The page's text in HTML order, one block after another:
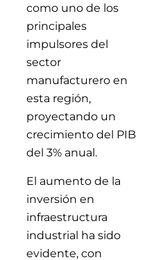
como uno de los
principales
impulsores del
sector
manufacturero en
esta región,
proyectando un
crecimiento del PIB
del 3% anual.
El aumento de la
inversión en
infraestructura
industrial ha sido
evidente, con